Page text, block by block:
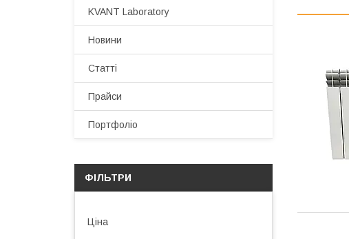
KVANT Laboratory
Новини
Статті
Прайси
Портфоліо
ФІЛЬТРИ
Ціна